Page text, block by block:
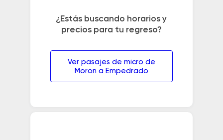
¿Estás buscando horarios y
precios para tu regreso?
Ver pasajes de micro de
Moron a Empedrado